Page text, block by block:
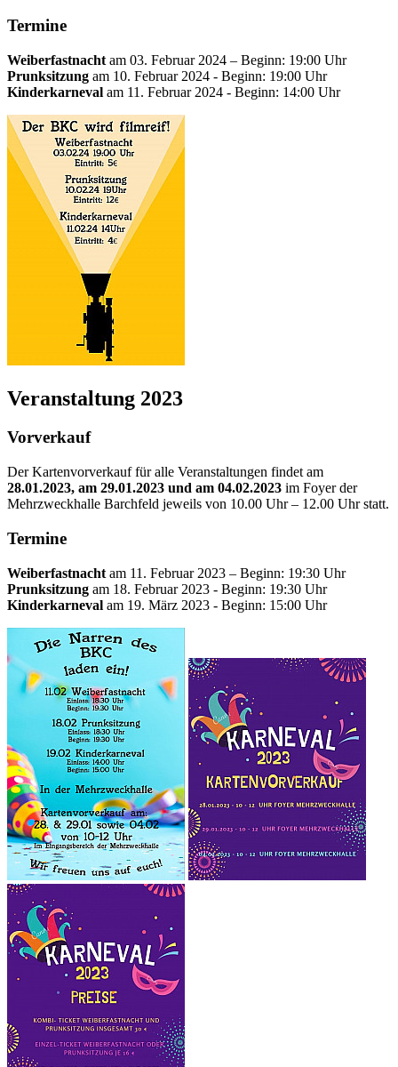
Termine
Weiberfastnacht am 03. Februar 2024 – Beginn: 19:00 Uhr
Prunksitzung am 10. Februar 2024 - Beginn: 19:00 Uhr
Kinderkarneval am 11. Februar 2024 - Beginn: 14:00 Uhr
Veranstaltung 2023
Vorverkauf
Der Kartenvorverkauf für alle Veranstaltungen findet am
28.01.2023, am 29.01.2023 und am 04.02.2023 im Foyer der
Mehrzweckhalle Barchfeld jeweils von 10.00 Uhr – 12.00 Uhr statt.
Termine
Weiberfastnacht am 11. Februar 2023 – Beginn: 19:30 Uhr
Prunksitzung am 18. Februar 2023 - Beginn: 19:30 Uhr
Kinderkarneval am 19. März 2023 - Beginn: 15:00 Uhr